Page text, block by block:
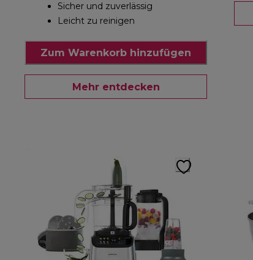
Sicher und zuverlässig
Leicht zu reinigen
Zum Warenkorb hinzufügen
Mehr entdecken